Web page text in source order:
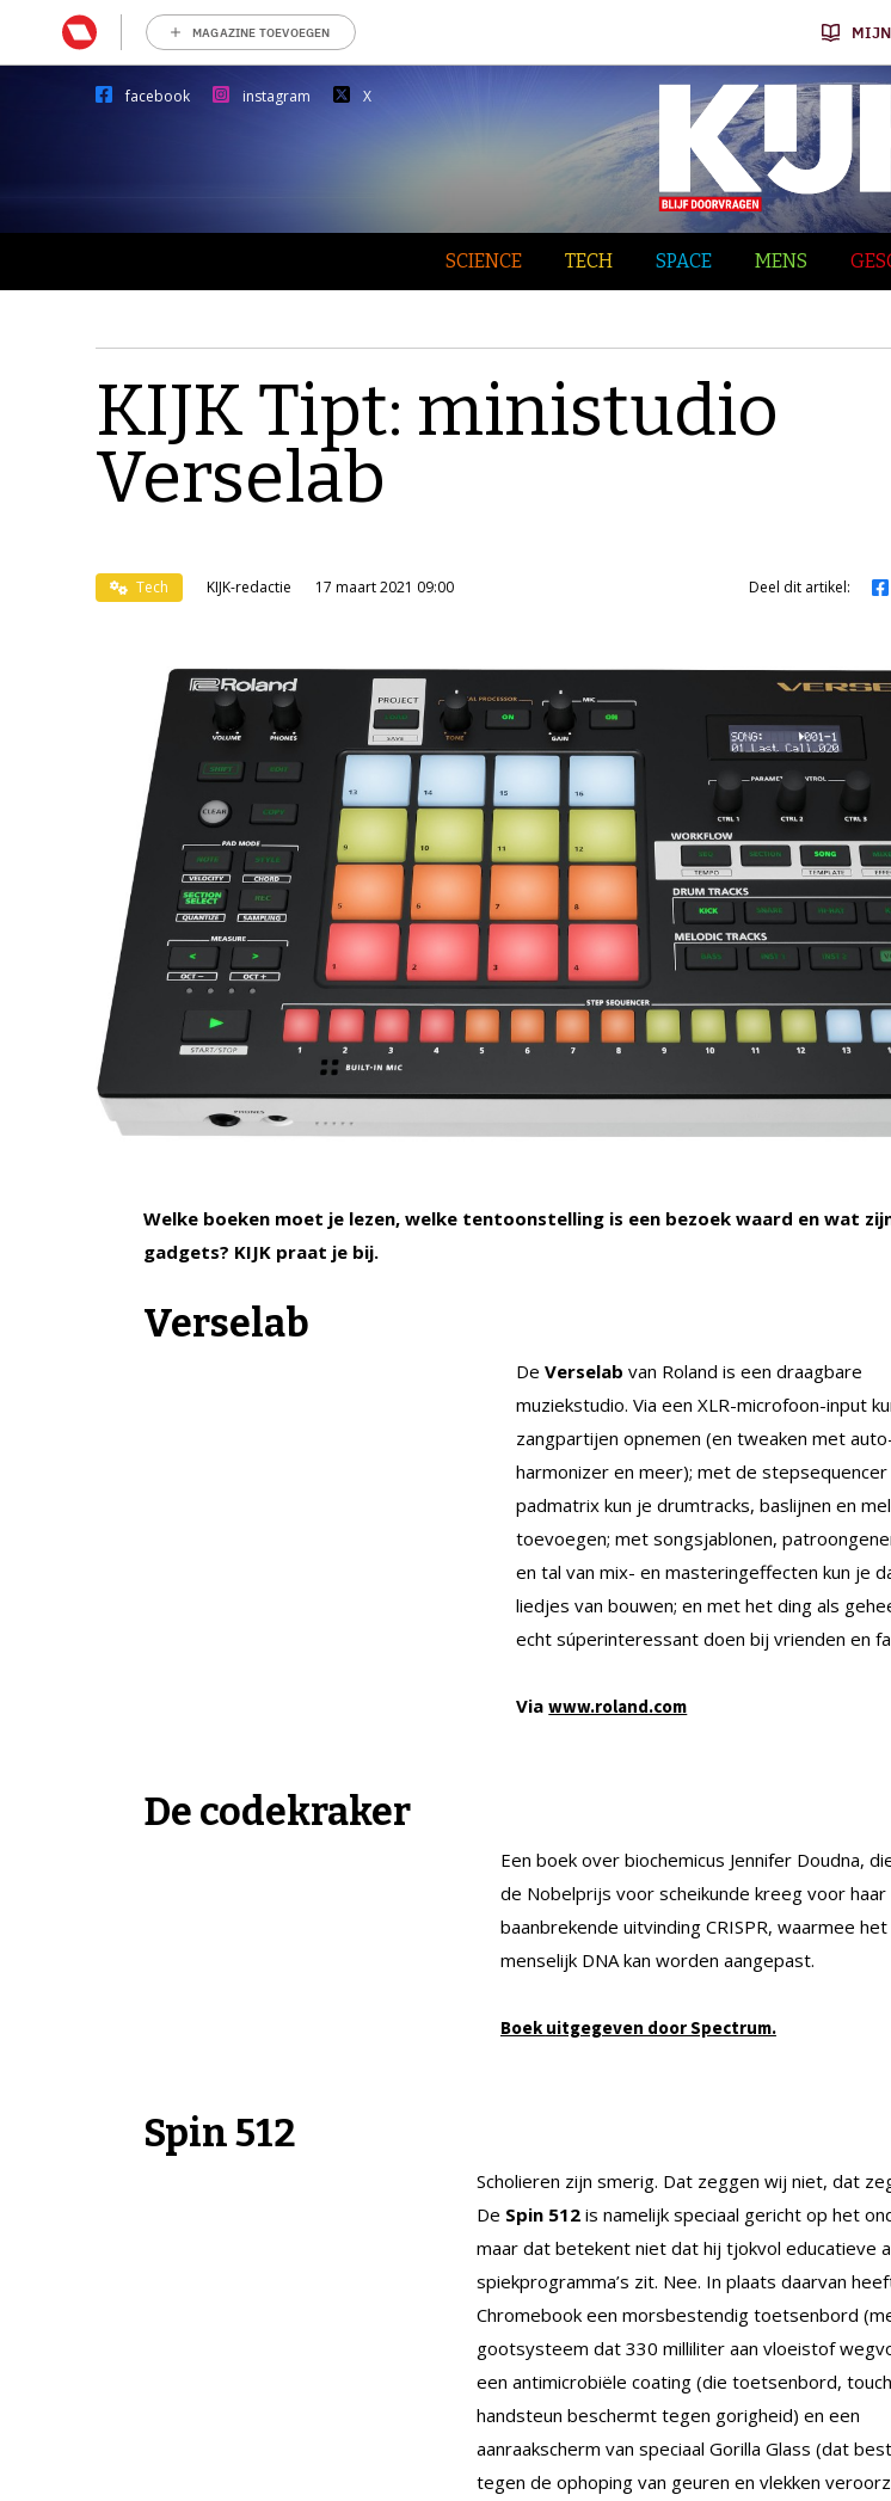
MAGAZINE TOEVOEGEN
facebook instagram X
SCIENCE TECH SPACE MENS
KIJK Tipt: ministudio
Verselab
Tech KIJK-redactie 17 maart 2021 09:00 Deel dit artikel:
Welke boeken moet je lezen, welke tentoonstelling is een bezoek waard en wat
gadgets? KIJK praat je bij.
Verselab
DeVerselabvan Roland is een draagbare
muziekstudio. Via een XLR-microfoon-input
zangpartijen opnemen (en tweaken met
harmonizer en meer); met de
padmatrix kun je drumtracks, baslijnen en
toevoegen; met songsjablonen,
en tal van mix- en masteringeffecten kun je
liedjes van bouwen; en met het ding als
echt súperinteressant doen bij vrienden en
Viawww.roland.com
De codekraker
Een boek over biochemicus Jennifer Doudna,
de Nobelprijs voor scheikunde kreeg voor haar
baanbrekende uitvinding CRISPR, waarmee het
menselijk DNA kan worden aangepast.
Boek uitgegeven door Spectrum.
Spin 512
Scholieren zijn smerig. Dat zeggen wij niet, dat
De Spin 512 is namelijk speciaal gericht op het
maar dat betekent niet dat hij tjokvol educatieve
spiekprogramma’s zit. Nee. In plaats daarvan
Chromebook een morsbestendig toetsenbord
gootsysteem dat 330 milliliter aan vloeistof
een antimicrobiële coating (die toetsenbord,
handsteun beschermt tegen gorigheid) en een
aanraakscherm van speciaal Gorilla Glass (dat
tegen de ophoping van geuren en vlekken